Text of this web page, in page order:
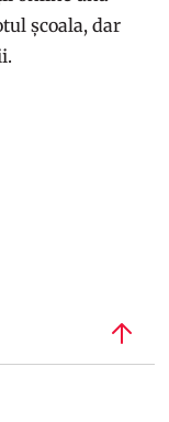
școala, dar